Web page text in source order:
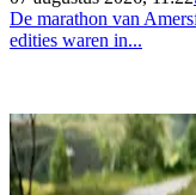
De marathon van
edities waren in...